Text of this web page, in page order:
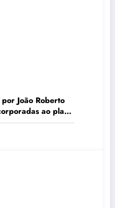
João Roberto
ao plano